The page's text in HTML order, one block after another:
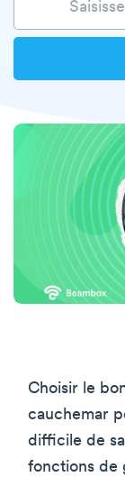
Choisir le
cauchemar
difficile de
fonctions de